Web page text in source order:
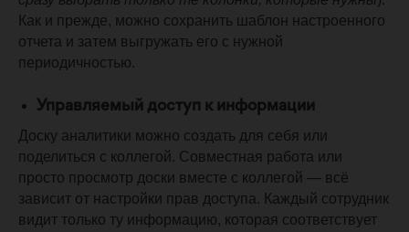
Как и прежде, можно сохранить шаблон настроенного
отчета и затем выгружать его с нужной
периодичностью.
Управляемый доступ к информации
Доску аналитики можно создать для себя или
поделиться с коллегой. Совместная работа или
просто просмотр доски вместе с коллегой — всё
зависит от настройки прав доступа. Каждый сотрудник
видит только ту информацию, которая соответствует